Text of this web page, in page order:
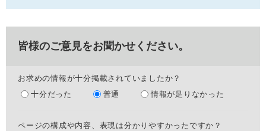
皆様のご意見をお聞かせください。
お求めの情報が十分掲載されていましたか？
十分だった
普通 情報が足りなかった
ページの構成や内容、表現は分かりやすかったですか？